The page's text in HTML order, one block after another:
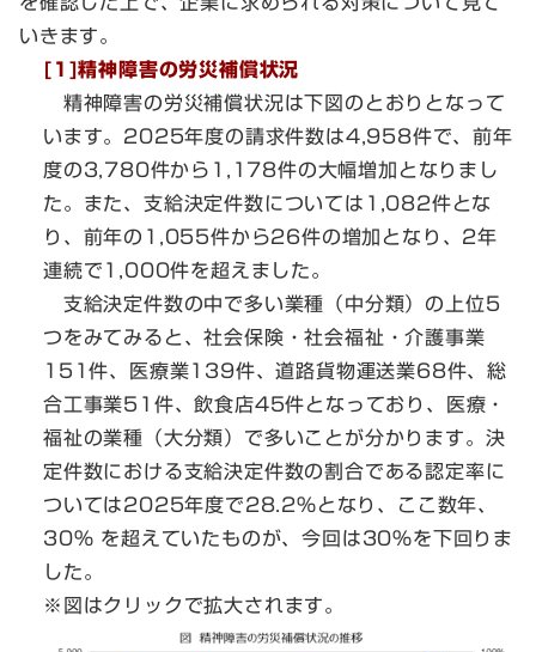
いきます。
[1]精神障害の労災補償状況
精神障害の労災補償状況は下図のとおりとなって
います。2025年度の請求件数は4,958件で、前年
度の3,780件から1,178件の大幅増加となりまし
た。また、支給決定件数については1,082件とな
り、前年の1,055件から26件の増加となり、2年
連続で1,000件を超えました。
支給決定件数の中で多い業種（中分類）の上位5
つをみてみると、社会保険・社会福祉・介護事業
151件、医療業139件、道路貨物運送業68件、総
合工事業51件、飲食店45件となっており、医療・
福祉の業種（大分類）で多いことが分かります。決
定件数における支給決定件数の割合である認定率に
ついては2025年度で28.2％となり、ここ数年、
30% を超えていたものが、今回は30%を下回りま
した。
※図はクリックで拡大されます。